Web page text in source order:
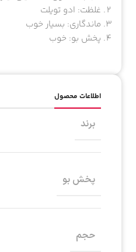
غلظت: ادو تویلت
ماندگاری: بسیار خوب
پخش بو: خوب
اطلاعات محصول
برند
پخش بو
حجم